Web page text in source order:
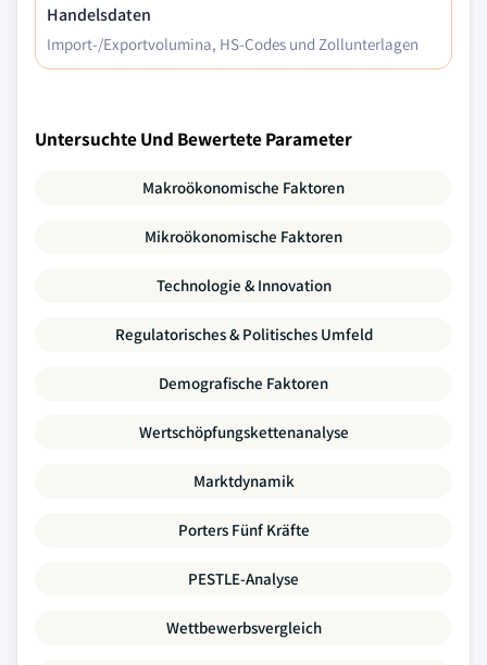
Handelsdaten
Import-/Exportvolumina, HS-Codes und Zollunterlagen
Untersuchte Und Bewertete Parameter
Makroökonomische Faktoren
Mikroökonomische Faktoren
Technologie & Innovation
Regulatorisches & Politisches Umfeld
Demografische Faktoren
Wertschöpfungskettenanalyse
Marktdynamik
Porters Fünf Kräfte
PESTLE-Analyse
Wettbewerbsvergleich